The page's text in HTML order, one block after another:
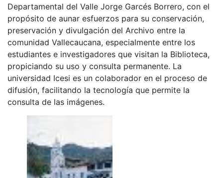
Departamental del Valle Jorge Garcés Borrero, con el
propósito de aunar esfuerzos para su conservación,
preservación y divulgación del Archivo entre la
comunidad Vallecaucana, especialmente entre los
estudiantes e investigadores que visitan la Biblioteca,
propiciando su uso y consulta permanente. La
universidad Icesi es un colaborador en el proceso de
difusión, facilitando la tecnología que permite la
consulta de las imágenes.